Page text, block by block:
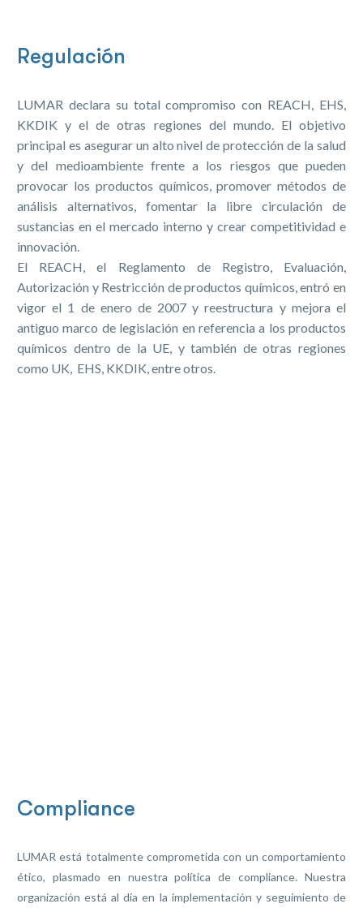
Regulación
LUMAR declara su total compromiso con REACH, EHS,
KKDIK y el de otras regiones del mundo. El objetivo
principal es asegurar un alto nivel de protección de la salud
y del medioambiente frente a los riesgos que pueden
provocar los productos químicos, promover métodos de
análisis alternativos, fomentar la libre circulación de
sustancias en el mercado interno y crear competitividad e
innovación.
El REACH, el Reglamento de Registro, Evaluación,
Autorización y Restricción de productos químicos, entró en
vigor el 1 de enero de 2007 y reestructura y mejora el
antiguo marco de legislación en referencia a los productos
químicos dentro de la UE, y también de otras regiones
como UK, EHS, KKDIK, entre otros.
Compliance
LUMAR está totalmente comprometida con un comportamiento
ético, plasmado en nuestra política de compliance. Nuestra
organización está al día en la implementación y seguimiento de